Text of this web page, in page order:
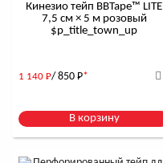
Кинезио тейп BBTape™ LITE
7,5 см × 5 м розовый
$р_title_town_up
1 140 Р/ 850 Р*
В корзину